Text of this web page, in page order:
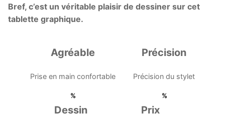
Bref, c’est un véritable plaisir de dessiner sur cet
tablette graphique.
Agréable
Prise en main confortable
Précision
Précision du stylet
Dessin Prix